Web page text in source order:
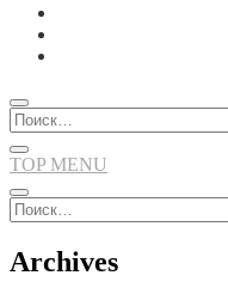
Перейти
содержимому
Найти:
TOP MENU
Найти:
Archives